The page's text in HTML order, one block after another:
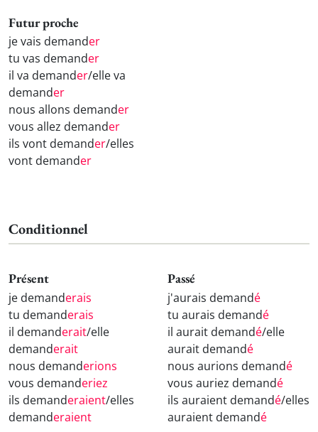
Futur proche
je vais demander
tu vas demander
il va demander/elle va
demander
nous allons demander
vous allez demander
ils vont demander/elles
vont demander
Conditionnel
Présent
je demanderais
tu demanderais
il demanderait/elle
demanderait
nous demanderions
vous demanderiez
ils demanderaient/elles
demanderaient
Passé
j'aurais demandé
tu aurais demandé
il aurait demandé/elle
aurait demandé
nous aurions demandé
vous auriez demandé
ils auraient demandé/elles
auraient demandé